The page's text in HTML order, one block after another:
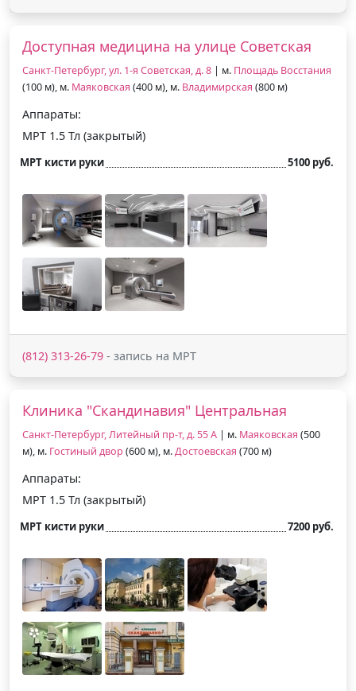
Доступная медицина на улице Советская
Санкт-Петербург, ул. 1-я Советская, д. 8 | м. Площадь Восстания
(100 м), м. Маяковская (400 м), м. Владимирская (800 м)
Аппараты:
МРТ 1.5 Тл (закрытый)
МРТ кисти руки 5100 руб.
(812) 313-26-79 - запись на МРТ
Клиника "Скандинавия" Центральная
Санкт-Петербург, Литейный пр-т, д. 55 А | м. Маяковская (500
м), м. Гостиный двор (600 м), м.Достоевская (700 м)
Аппараты:
МРТ 1.5 Тл (закрытый)
МРТ кисти руки 7200 руб.